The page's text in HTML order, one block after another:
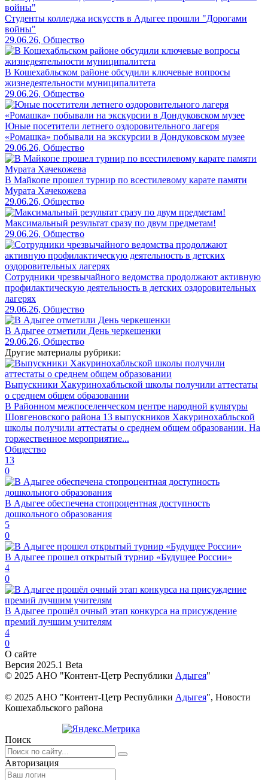
Студенты колледжа искусств в Адыгее прошли "Дорогами
войны"
29.06.26, Общество
В Кошехабльском районе обсудили ключевые вопросы
жизнедеятельности муниципалитета
29.06.26, Общество
Юные посетители летнего оздоровительного лагеря
«Ромашка» побывали на экскурсии в Дондуковском музее
29.06.26, Общество
В Майкопе прошел турнир по всестилевому карате памяти
Мурата Хачекожева
29.06.26, Общество
Максимальный результат сразу по двум предметам!
29.06.26, Общество
Сотрудники чрезвычайного ведомства продолжают активную
профилактическую деятельность в детских оздоровительных
лагерях
29.06.26, Общество
В Адыгее отметили День черкешенки
29.06.26, Общество
Другие материалы рубрики:
Выпускники Хакуринохабльской школы получили аттестаты
о среднем общем образовании
В Районном межпоселенческом центре народной культуры
Шовгеновского района 13 выпускников Хакуринохабльской
школы получили аттестаты о среднем общем образовании. На
торжественное мероприятие...
Общество
13
0
В Адыгее обеспечена стопроцентная доступность
дошкольного образования
5
0
В Адыгее прошел открытый турнир «Будущее России»
4
0
В Адыгее прошёл очный этап конкурса на присуждение
премий лучшим учителям
4
0
О сайте
Версия 2025.1 Beta
© 2025 АНО "Контент-Цетр Республики Адыгея"
© 2025 АНО "Контент-Цетр Республики Адыгея", Новости
Кошехабльского района
Поиск
Авторизация